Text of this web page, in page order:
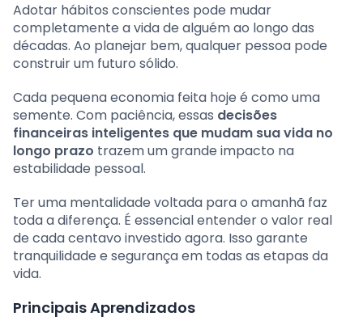
Adotar hábitos conscientes pode mudar
completamente a vida de alguém ao longo das
décadas. Ao planejar bem, qualquer pessoa pode
construir um futuro sólido.
Cada pequena economia feita hoje é como uma
semente. Com paciência, essas decisões
financeiras inteligentes que mudam sua vida no
longo prazo trazem um grande impacto na
estabilidade pessoal.
Ter uma mentalidade voltada para o amanhã faz
toda a diferença. É essencial entender o valor real
de cada centavo investido agora. Isso garante
tranquilidade e segurança em todas as etapas da
vida.
Principais Aprendizados